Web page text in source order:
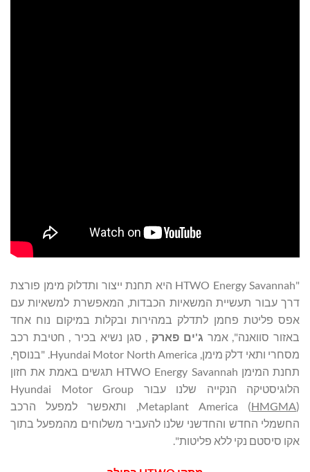
"HTWO Energy Savannah היא תחנת ייצור ותדלוק מימן פורצת
דרך עבור תעשיית המשאיות הכבדות, המאפשרת למשאיות עם
אפס פליטת פחמן לתדלק במהירות ובקלות במיקום נוח אחד
באזור סוואנה", אמר ג'ים פארק , סגן נשיא בכיר , חטיבת רכב
מסחרי ותאי דלק מימן, Hyundai Motor North America. "בנוסף,
תחנת המימן HTWO Energy Savannah תגשים באמת את חזון
הלוגיסטיקה הנקייה שלנו עבור Hyundai Motor Group
Metaplant America (HMGMA
), ותאפשר למפעל הרכב
החשמלי החדש והחדשני שלנו להעביר משלוחים מהמפעל בתוך
אקו סיסטם נקי ללא פליטות".